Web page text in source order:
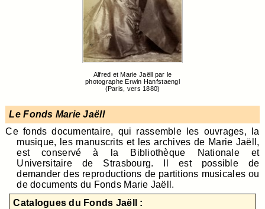
Alfred et Marie Jaëll par le
photographe Erwin Hanfstaengl
(Paris, vers 1880)
Le Fonds Marie Jaëll
Ce fonds documentaire, qui rassemble les ouvrages, la
musique, les manuscrits et les archives de Marie Jaëll,
est conservé à la Bibliothèque Nationale et
Universitaire de Strasbourg. Il est possible de
demander des reproductions de partitions musicales ou
de documents du Fonds Marie Jaëll.
Catalogues du Fonds Jaëll :